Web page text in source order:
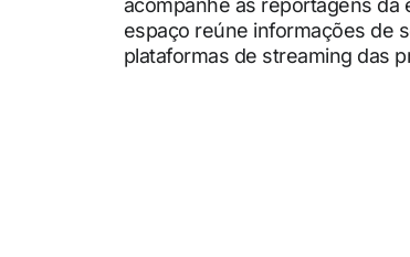
acompanhe as reportagens da
espaço reúne informações de
plataformas de streaming das